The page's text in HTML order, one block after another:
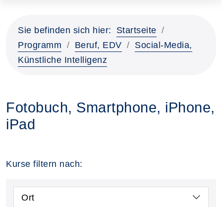
Sie befinden sich hier:
Startseite
Programm
Beruf, EDV
Social-Media,
Künstliche Intelligenz
Fotobuch, Smartphone, iPhone,
iPad
Kurse filtern nach:
Ort